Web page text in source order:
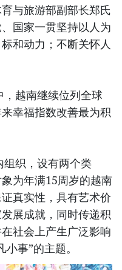
与旅游部副部长郑氏
国家一贯坚持以人为
和动力；不断关怀人
越南继续位列全球
幸福指数改善最为积
织，设有两个类
为年满15周岁的越南
真实性，具有艺术价
展成就，同时传递积
社会上产生广泛影响
事”的主题。